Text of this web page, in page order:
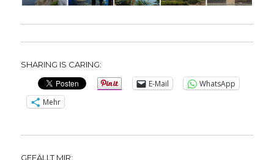
SHARING IS CARING:
E-Mail
WhatsApp
Mehr
GEFÄLLT MIR: